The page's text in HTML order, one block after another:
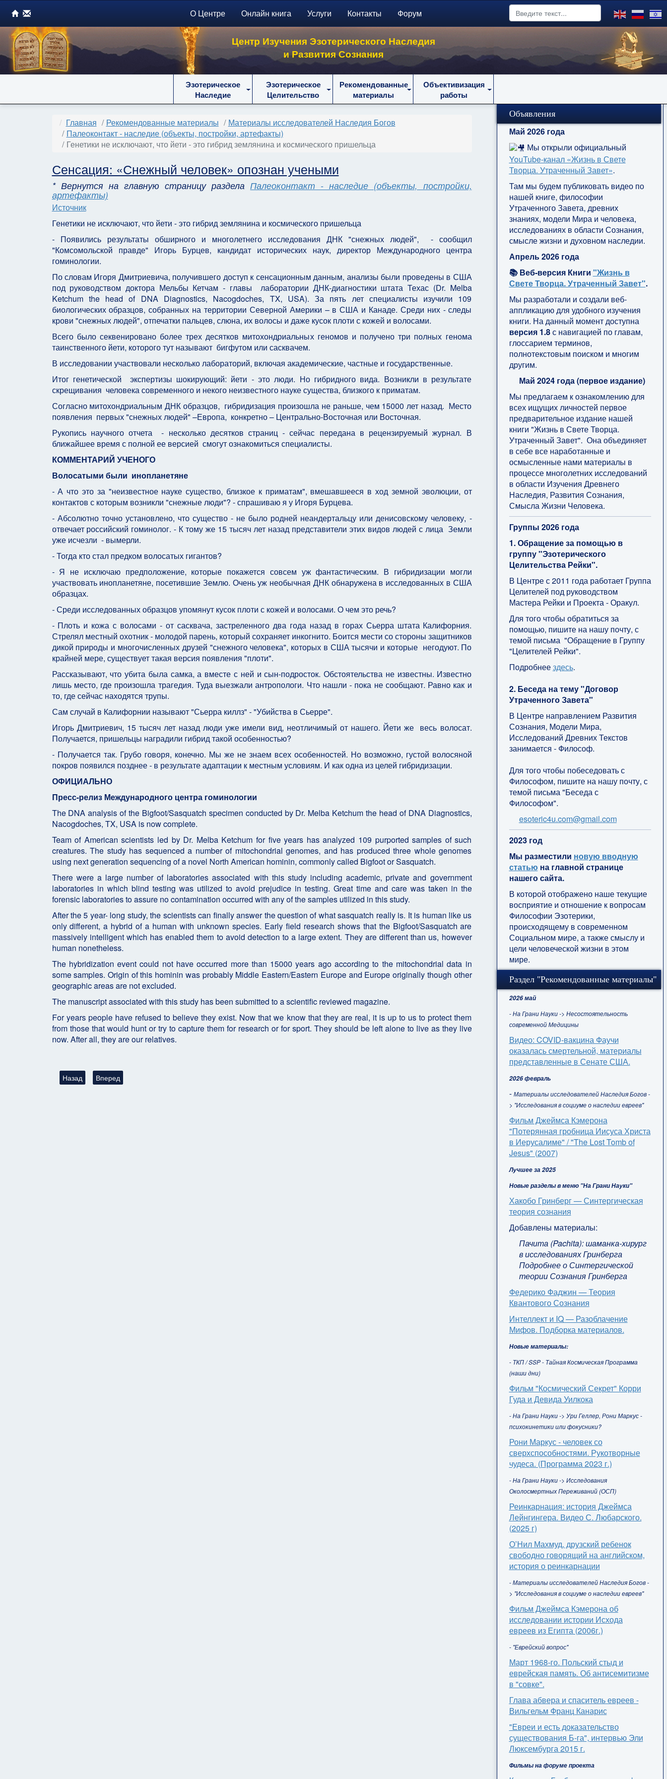
О Центре Онлайн книга Услуги Контакты Форум
Центр Изучения Эзотерического Наследия
и Развития Сознания
Эзотерическое
Наследие
Эзотерическое
Целительство
Рекомендованные
материалы
Объективизация
работы
Главная Рекомендованные материалы
Материалы исследователей Наследия Богов
Палеоконтакт - наследие (объекты, постройки, артефакты)
Генетики не исключают, что йети - это гибрид землянина и космического пришельца
Сенсация: «Снежный человек» опознан учеными
* Вернутся на главную страницу разделаПалеоконтакт - наследие (объекты, постройки,
артефакты)
Источник
Генетики не исключают, что йети - это гибрид землянина и космического пришельца
- Появились результаты обширного и многолетнего исследования ДНК "снежных людей", - сообщил
"Комсомольской правде" Игорь Бурцев, кандидат исторических наук, директор Международного центра
гоминологии.
По словам Игоря Дмитриевича, получившего доступ к сенсационным данным, анализы были проведены в США
под руководством доктора Мельбы Кетчам - главы лаборатории ДНК-диагностики штата Техас (Dr. Melba
Ketchum the head of DNA Diagnostics, Nacogdoches, TX, USA). За пять лет специалисты изучили 109
биологических образцов, собранных на территории Северной Америки – в США и Канаде. Среди них - следы
крови "снежных людей", отпечатки пальцев, слюна, их волосы и даже кусок плоти с кожей и волосами.
Всего было секвенировано более трех десятков митохондриальных геномов и получено три полных генома
таинственного йети, которого тут называют бигфутом или сасквачем.
В исследовании участвовали несколько лабораторий, включая академические, частные и государственные.
Итог генетической экспертизы шокирующий: йети - это люди. Но гибридного вида. Возникли в результате
скрещивания человека современного и некого неизвестного науке существа, близкого к приматам.
Согласно митохондриальным ДНК образцов, гибридизация произошла не раньше, чем 15000 лет назад. Место
появления первых "снежных людей" –Европа, конкретно – Центрально-Восточная или Восточная.
Рукопись научного отчета - несколько десятков страниц - сейчас передана в рецензируемый журнал. В
ближайшее время с полной ее версией смогут ознакомиться специалисты.
КОММЕНТАРИЙ УЧЕНОГО
Волосатыми были инопланетяне
- А что это за "неизвестное науке существо, близкое к приматам", вмешавшееся в ход земной эволюции, от
контактов с которым возникли "снежные люди"? - спрашиваю я у Игоря Бурцева.
- Абсолютно точно установлено, что существо - не было родней неандертальцу или денисовскому человеку, -
отвечает российский гоминолог. - К тому же 15 тысяч лет назад представители этих видов людей с лица Земли
уже исчезли - вымерли.
- Тогда кто стал предком волосатых гигантов?
- Я не исключаю предположение, которые покажется совсем уж фантастическим. В гибридизации могли
участвовать инопланетяне, посетившие Землю. Очень уж необычная ДНК обнаружена в исследованных в США
образцах.
- Среди исследованных образцов упомянут кусок плоти с кожей и волосами. О чем это речь?
- Плоть и кожа с волосами - от сасквача, застреленного два года назад в горах Сьерра штата Калифорния.
Стрелял местный охотник - молодой парень, который сохраняет инкогнито. Боится мести со стороны защитников
дикой природы и многочисленных друзей "снежного человека", которых в США тысячи и которые негодуют. По
крайней мере, существует такая версия появления "плоти".
Рассказывают, что убита была самка, а вместе с ней и сын-подросток. Обстоятельства не известны. Известно
лишь место, где произошла трагедия. Туда выезжали антропологи. Что нашли - пока не сообщают. Равно как и
то, где сейчас находятся трупы.
Сам случай в Калифорнии называют "Сьерра киллз" - "Убийства в Сьерре".
Игорь Дмитриевич, 15 тысяч лет назад люди уже имели вид, неотличимый от нашего. Йети же весь волосат.
Получается, пришельцы наградили гибрид такой особенностью?
- Получается так. Грубо говоря, конечно. Мы же не знаем всех особенностей. Но возможно, густой волосяной
покров появился позднее - в результате адаптации к местным условиям. И как одна из целей гибридизации.
ОФИЦИАЛЬНО
Пресс-релиз Международного центра гоминологии
The DNA analysis of the Bigfoot/Sasquatch specimen conducted by Dr. Melba Ketchum the head of DNA Diagnostics,
Nacogdoches, TX, USA is now complete.
Team of American scientists led by Dr. Melba Ketchum for five years has analyzed 109 purported samples of such
creatures. The study has sequenced a number of mitochondrial genomes, and has produced three whole genomes
using next generation sequencing of a novel North American hominin, commonly called Bigfoot or Sasquatch.
There were a large number of laboratories associated with this study including academic, private and government
laboratories in which blind testing was utilized to avoid prejudice in testing. Great time and care was taken in the
forensic laboratories to assure no contamination occurred with any of the samples utilized in this study.
After the 5 year- long study, the scientists can finally answer the question of what sasquatch really is. It is human like us
only different, a hybrid of a human with unknown species. Early field research shows that the Bigfoot/Sasquatch are
massively intelligent which has enabled them to avoid detection to a large extent. They are different than us, however
human nonetheless.
The hybridization event could not have occurred more than 15000 years ago according to the mitochondrial data in
some samples. Origin of this hominin was probably Middle Eastern/Eastern Europe and Europe originally though other
geographic areas are not excluded.
The manuscript associated with this study has been submitted to a scientific reviewed magazine.
For years people have refused to believe they exist. Now that we know that they are real, it is up to us to protect them
from those that would hunt or try to capture them for research or for sport. They should be left alone to live as they live
now. After all, they are our relatives.
Предыдущий: Тайны свинцовой библиотеки
Назад Следующий: Нанотехнологиям - сотни тысяч лет?
Вперед
Объявления
Май 2026 года
Мы открыли официальный
YouTube‑канал «Жизнь в Свете
Творца. Утраченный Завет».
Там мы будем публиковать видео по
нашей книге, философии
Утраченного Завета, древних
знаниях, модели Мира и человека,
исследованиях в области Сознания,
смысле жизни и духовном наследии.
Апрель 2026 года
📚 Веб-версия Книги "Жизнь в
Свете Творца. Утраченный Завет".
Мы разработали и создали веб-
аппликацию для удобного изучения
книги. На данный момент доступна
версия 1.8с навигацией по главам,
глоссарием терминов,
полнотекстовым поиском и многим
другим.
Май 2024 года (первое издание)
Мы предлагаем к ознакомлению для
всех ищущих личностей первое
предварительное издание нашей
книги "Жизнь в Свете Творца.
Утраченный Завет". Она объединяет
в себе все наработанные и
осмысленные нами материалы в
процессе многолетних исследований
в области Изучения Древнего
Наследия, Развития Сознания,
Смысла Жизни Человека.
Группы 2026 года
1. Обращение за помощью в
группу "Эзотерического
Целительства Рейки".
В Центре с 2011 года работает Группа
Целителей под руководством
Мастера Рейки и Проекта - Оракул.
Для того чтобы обратиться за
помощью, пишите на нашу почту, с
темой письма "Обращение в Группу
"Целителей Рейки".
Подробнеездесь.
2. Беседа на тему "Договор
Утраченного Завета"
В Центре направлением Развития
Сознания, Модели Мира,
Исследований Древних Текстов
занимается - Философ.
Для того чтобы побеседовать с
Философом, пишите на нашу почту, с
темой письма "Беседа с
Философом".
esoteric4u.com@gmail.com
2023 год
Мы разместили новую вводную
статью на главной странице
нашего сайта.
В которой отображено наше текущие
восприятие и отношение к вопросам
Философии Эзотерики,
происходящему в современном
Социальном мире, а также смыслу и
цели человеческой жизни в этом
мире.
Раздел "Рекомендованные материалы"
2026 май
- На Грани Науки -> Несостоятельность
современной Медицины
Видео: COVID-вакцина Фаучи
оказалась смертельной, материалы
представленные в Сенате США.
2026 февраль
- Материалы исследователей Наследия Богов -
> "Исследования в социуме о наследии евреев"
Фильм Джеймса Кэмерона
"Потерянная гробница Иисуса Христа
в Иерусалиме" / "The Lost Tomb of
Jesus" (2007)
Лучшее за 2025
Новые разделы в меню "На Грани Науки"
Хакобо Гринберг — Синтергическая
теория сознания
Добавлены материалы:
Пачита (Pachita): шаманка-хирург
в исследованиях Гринберга
Подробнее о Синтергической
теории Сознания Гринберга
Федерико Фаджин — Теория
Квантового Сознания
Интеллект и IQ — Разоблачение
Мифов. Подборка материалов.
Новые материалы:
- ТКП / SSP - Тайная Космическая Программа
(наши дни)
Фильм "Космический Секрет" Корри
Гуда и Девида Уилкока
- На Грани Науки -> Ури Геллер, Рони Маркус -
психокинетики или фокусники?
Рони Маркус - человек со
сверхспособностями. Рукотворные
чудеса. (Программа 2023 г.)
- На Грани Науки -> Исследования
Околосмертных Переживаний (ОСП)
Реинкарнация: история Джеймса
Лейнгингера. Видео С. Любарского.
(2025 г)
О’Нил Махмуд, друзский ребенок
свободно говорящий на английском,
история о реинкарнации
- Материалы исследователей Наследия Богов -
> "Исследования в социуме о наследии евреев"
Фильм Джеймса Кэмерона об
исследовании истории Исхода
евреев из Египта (2006г.)
- "Еврейский вопрос"
Март 1968-го. Польский стыд и
еврейская память. Об антисемитизме
в "совке".
Глава абвера и спаситель евреев -
Вильгельм Франц Канарис
"Евреи и есть доказательство
существования Б-га", интервью Эли
Люксембурга 2015 г.
Фильмы на форуме проекта